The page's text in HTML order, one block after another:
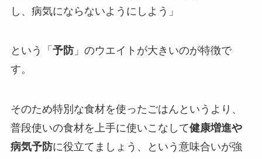
し、病気にならないようにしよう」
という「 予防」のウエイトが大きいのが特徴で
す。
そのため特別な食材を使ったごはんというより、
普段使いの食材を上手に使いこなして健康増進や
病気予防に役立てましょう、という意味合いが強